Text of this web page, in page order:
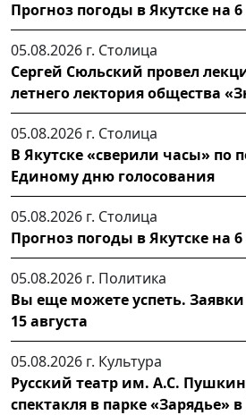
Прогноз погоды в Якутске на 6
05.08.2026 г. Столица
Сергей Сюльский провел
летнего лектория общества
05.08.2026 г. Столица
В Якутске «сверили часы» по
Единому дню голосования
05.08.2026 г. Столица
Прогноз погоды в Якутске на 6
05.08.2026 г. Политика
Вы еще можете успеть.
15 августа
05.08.2026 г. Культура
Русский театр им. А.С.
спектакля в парке «Зарядье»